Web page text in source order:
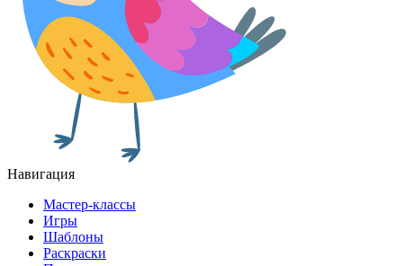
Навигация
Мастер-классы
Игры
Шаблоны
Раскраски